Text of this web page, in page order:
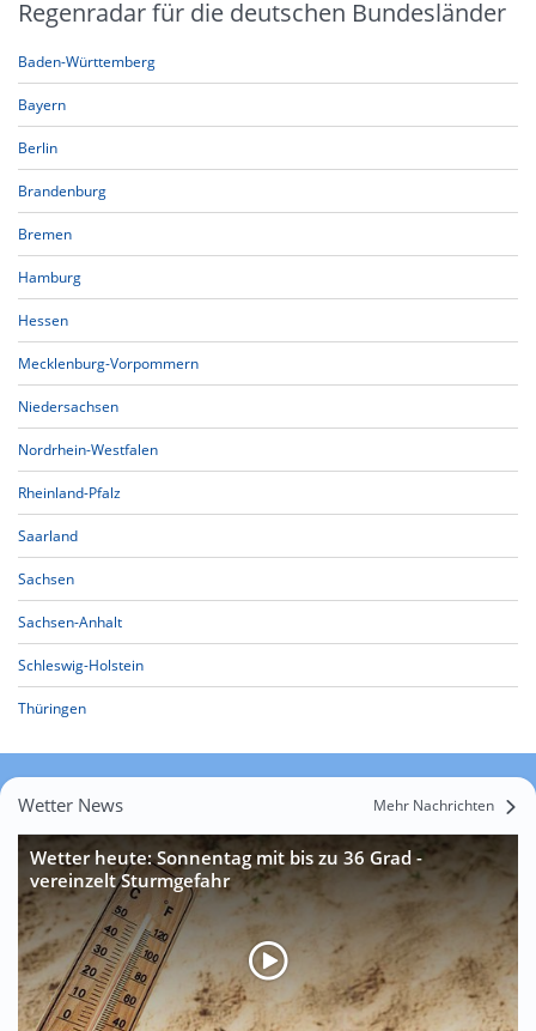
Regenradar für die deutschen Bundesländer
Baden-Württemberg
Bayern
Berlin
Brandenburg
Bremen
Hamburg
Hessen
Mecklenburg-Vorpommern
Niedersachsen
Nordrhein-Westfalen
Rheinland-Pfalz
Saarland
Sachsen
Sachsen-Anhalt
Schleswig-Holstein
Thüringen
Wetter News Mehr Nachrichten
Wetter heute: Sonnentag mit bis zu 36 Grad -
vereinzelt Sturmgefahr